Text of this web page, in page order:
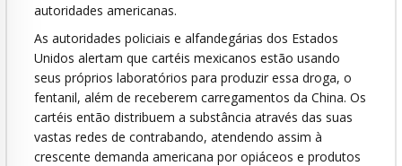
autoridades americanas.
As autoridades policiais e alfandegárias dos Estados
Unidos alertam que cartéis mexicanos estão usando
seus próprios laboratórios para produzir essa droga, o
fentanil, além de receberem carregamentos da China. Os
cartéis então distribuem a substância através das suas
vastas redes de contrabando, atendendo assim à
crescente demanda americana por opiáceos e produtos